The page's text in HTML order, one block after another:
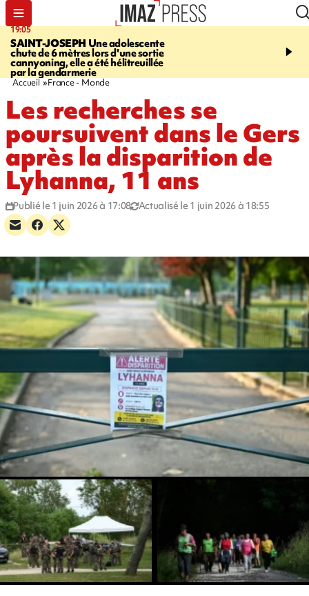
19:05
SAINT-JOSEPH Une adolescente
chute de 6 mètres lors d'une sortie
cannyoning, elle a été hélitreuillée
par la gendarmerie
20:44
rouée de coups,
Accueil France - Monde
Les recherches se
poursuivent dans le Gers
après la disparition de
Lyhanna, 11 ans
Publié le 1 juin 2026 à 17:08 Actualisé le 1 juin 2026 à 18:55